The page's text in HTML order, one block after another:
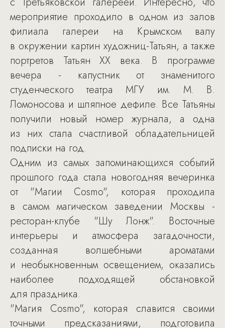
мероприятие проходило в одном из залов
филиала галереи на Крымском валу
в окружении картин художниц-Татьян, а также
портретов Татьян XX века. В программе
вечера - капустник от знаменитого
студенческого театра МГУ им. М. В.
Ломоносова и шляпное дефиле. Все Татьяны
получили новый номер журнала, а одна
из них стала счастливой обладательницей
подписки на год.
Одним из самых запоминающихся событий
прошлого года стала новогодняя вечеринка
от "Магии Cosmo", которая проходила
в самом магическом заведении Москвы -
ресторан-клубе "Шу Лонж". Восточные
интерьеры и атмосфера загадочности,
созданная волшебными ароматами
и необыкновенным освещением, оказались
наиболее подходящей обстановкой
для праздника.
"Магия Cosmo", которая славится своими
точными предсказаниями, подготовила